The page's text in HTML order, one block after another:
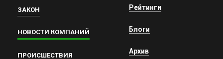
ЗАКОН
НОВОСТИ КОМПАНИЙ
ПРОИСШЕСТВИЯ
Рейтинги
Блоги
Архив